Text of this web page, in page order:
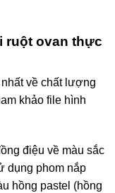
ruột ovan thực
về chất lượng
khảo file hình
điệu về màu sắc
dụng phom nắp
hồng pastel (hồng